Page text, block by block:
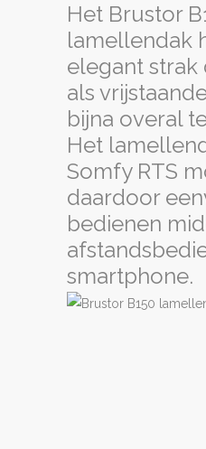
Het Brustor
lamellendak
elegant strak
als
bijna overal
Het
Somfy RTS
daardoor
bedienen
smartphone.